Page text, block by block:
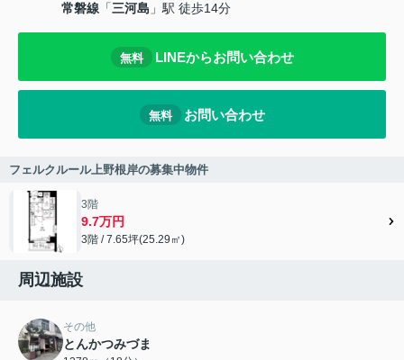
常磐線 「三河島 」駅 徒歩14分
無料 LINEからお問い合わせ
無料 お問い合わせ
フェルクルール上野根岸の募集中物件
3階
9.7万円
3階 / 7.65坪(25.29㎡)
周辺施設
その他
とんかつみづま